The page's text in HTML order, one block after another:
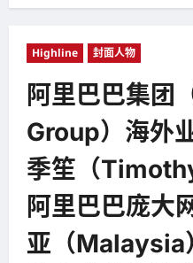
Highline 封面人物
阿里巴巴集团
Group）海外
季笙（
阿里巴巴庞大
亚（Malaysia